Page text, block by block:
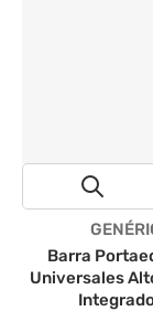
Barra
Universales